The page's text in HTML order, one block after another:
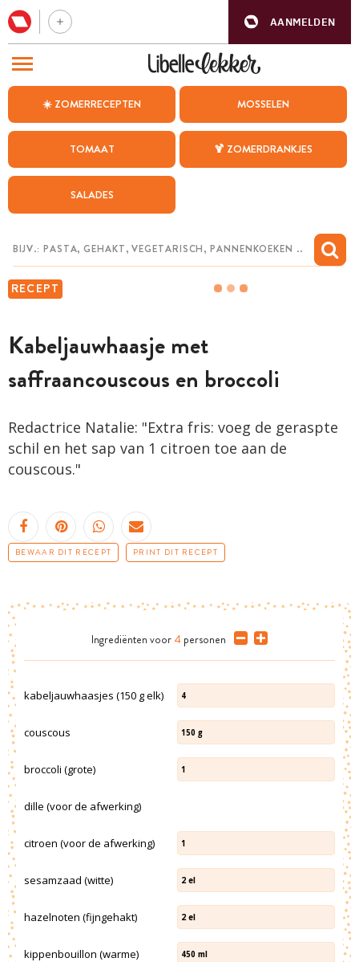
AANMELDEN
☀️ ZOMERRECEPTEN MOSSELEN
TOMAAT 🍹 ZOMERDRANKJES
SALADES
RECEPT
Kabeljauwhaasje met
saffraancouscous en broccoli
Redactrice Natalie: "Extra fris: voeg de geraspte
schil en het sap van 1 citroen toe aan de
couscous."
BEWAAR DIT RECEPT PRINT DIT RECEPT
Ingrediënten voor 4 personen
kabeljauwhaasjes (150 g elk) 4
couscous 150 g
broccoli (grote) 1
dille (voor de afwerking)
citroen (voor de afwerking) 1
sesamzaad (witte) 2 el
hazelnoten (fijngehakt) 2 el
kippenbouillon (warme) 450 ml
BEZOEK ONZE ANDERE WEBSITES
WEEKMENU
CHAT MET MAIA
MIJN BEWAARDE RECEPTEN